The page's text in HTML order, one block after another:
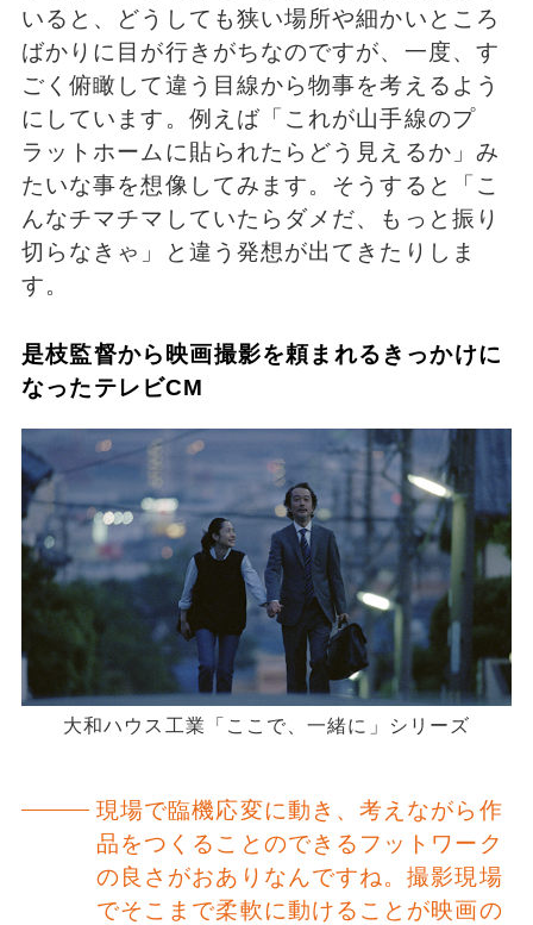
いると、どうしても狭い場所や細かいところ
ばかりに目が行きがちなのですが、一度、す
ごく俯瞰して違う目線から物事を考えるよう
にしています。例えば「これが山手線のプ
ラットホームに貼られたらどう見えるか」み
たいな事を想像してみます。そうすると「こ
んなチマチマしていたらダメだ、もっと振り
切らなきゃ」と違う発想が出てきたりしま
す。
是枝監督から映画撮影を頼まれるきっかけに
なったテレビCM
大和ハウス工業「ここで、一緒に」シリーズ
現場で臨機応変に動き、考えながら作
品をつくることのできるフットワーク
の良さがおありなんですね。撮影現場
でそこまで柔軟に動けることが映画の